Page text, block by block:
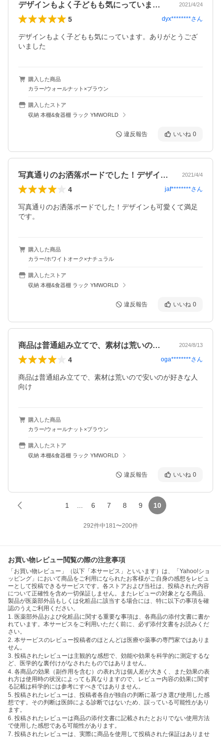
デザインもよく子どもも気にっています。… 2021/4/24
5 dyx********さん
デザインもよく子どもも気にっています。ありがとうござ
いました
購入した商品
カラー/ウォールナット×ブラウン
購入したストア
収納 本棚&食器棚 ラック YMWORLD
違反報告 いいね 0
写真通りのお洒落ボードでした！デザイン… 2021/4/4
4 jaf********さん
写真通りのお洒落ボードでした！デザインも可愛くて満足
です。
購入した商品
カラー/ホワイトオーク×ナチュラル
購入したストア
収納 本棚&食器棚 ラック YMWORLD
違反報告 いいね 0
商品は普通組み立てで、素材は荒いので安… 2024/8/13
4 oga********さん
商品は普通組み立てで、素材は荒いので安いのが好きな人
向け
購入した商品
カラー/ウォールナット×ブラウン
購入したストア
収納 本棚&食器棚 ラック YMWORLD
違反報告 いいね 0
1 6 7 8 9 10
292件中181〜200件
お買い物レビュー閲覧の際の注意事項
「お買い物レビュー」（以下「本サービス」といいます）は、「Yahoo!ショ
ッピング」において商品をご利用になられたお客様がご自身の感想をレビュ
ーとして投稿できるサービスです。各ストアおよび当社は、投稿された内容
について正確性を含め一切保証しません。またレビューの対象となる商品、
製品が医薬部外品もしくは化粧品に該当する場合には、特に以下の事項を確
認のうえご利用ください。
1. 医薬部外品および化粧品に関する重要な事項は、各商品の添付文書に書か
れています。本サービスをご利用いただく前に、必ず添付文書をお読みくだ
さい。
2. 本サービスのレビュー投稿者のほとんどは医療や薬事の専門家ではありま
せん。
3. 投稿されたレビューは主観的な感想で、効能や効果を科学的に測定するな
ど、医学的な裏付けがなされたものではありません。
4. 各商品の効果（副作用を含む）の表れ方は個人差が大きく、また効果の表
れ方は使用時の状況によっても異なりますので、レビュー内容の効果に関す
る記載は科学的には参考にすべきではありません。
5. 投稿されたレビューは、投稿者各自が独自の判断に基づき選び使用した感
想です。その判断は医師による診断ではないため、誤っている可能性があり
ます。
6. 投稿されたレビューは商品の添付文書に記載されたとおりでない使用方法
で使用した感想である可能性があります。
7. 投稿されたレビューは、実際に商品を使用して投稿された保証はありませ